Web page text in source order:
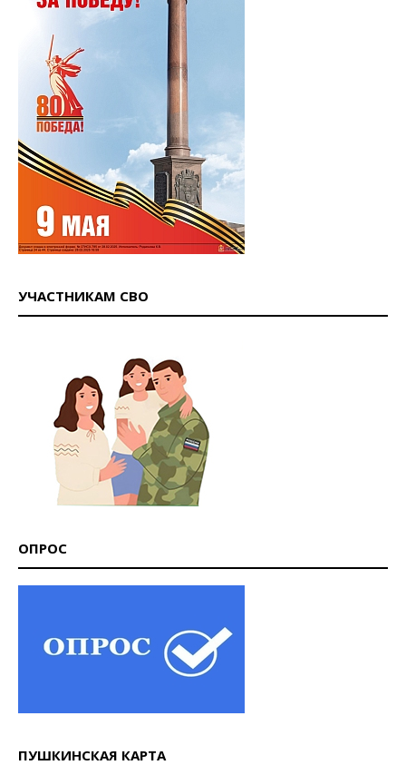
УЧАСТНИКАМ СВО
ОПРОС
ПУШКИНСКАЯ КАРТА